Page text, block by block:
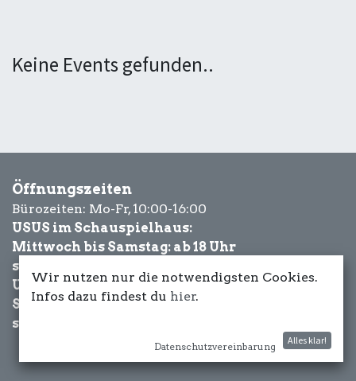
Keine Events gefunden..
Öffnungszeiten
Bürozeiten: Mo-Fr, 10:00-16:00
USUS im Schauspielhaus:
Mittwoch bis Samstag: ab 18 Uhr
sowie Eventbezogen.
USUS am Wasser:
Schönwetter-
sowie Eventbezogen.
Wir nutzen nur die notwendigsten Cookies.
Infos dazu findest du hier.
Datenschutzvereinbarung
Alles klar!